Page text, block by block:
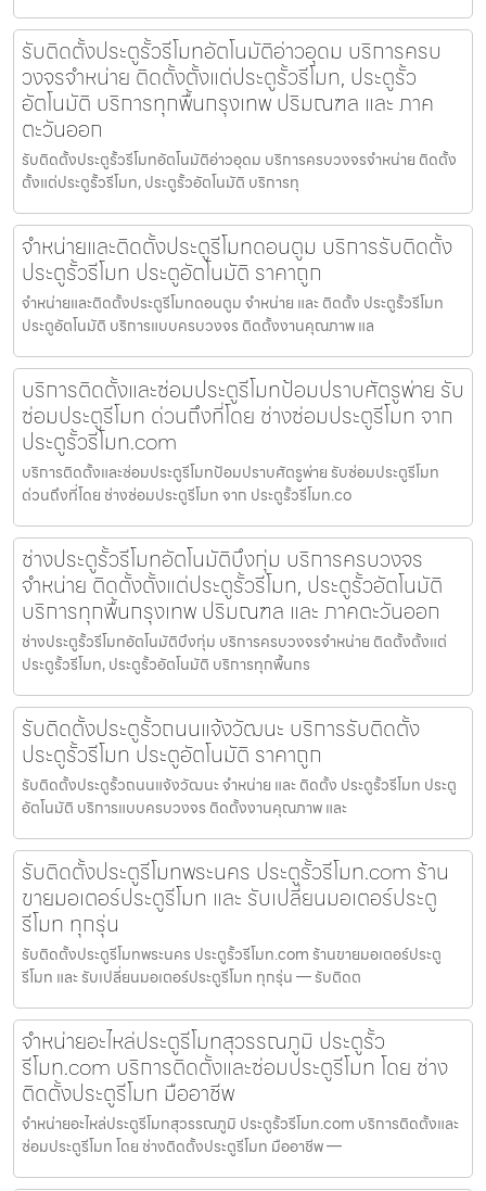
รับติดตั้งประตูรั้วรีโมทอัตโนมัติอ่าวอุดม บริการครบ
วงจรจำหน่าย ติดตั้งตั้งแต่ประตูรั้วรีโมท, ประตูรั้ว
อัตโนมัติ บริการทุกพื้นกรุงเทพ ปริมณฑล และ ภาค
ตะวันออก
รับติดตั้งประตูรั้วรีโมทอัตโนมัติอ่าวอุดม บริการครบวงจรจำหน่าย ติดตั้ง
ตั้งแต่ประตูรั้วรีโมท, ประตูรั้วอัตโนมัติ บริการทุ
จำหน่ายและติดตั้งประตูรีโมทดอนตูม บริการรับติดตั้ง
ประตูรั้วรีโมท ประตูอัตโนมัติ ราคาถูก
จำหน่ายและติดตั้งประตูรีโมทดอนตูม จำหน่าย และ ติดตั้ง ประตูรั้วรีโมท
ประตูอัตโนมัติ บริการแบบครบวงจร ติดตั้งงานคุณภาพ แล
บริการติดตั้งและซ่อมประตูรีโมทป้อมปราบศัตรูพ่าย รับ
ซ่อมประตูรีโมท ด่วนถึงที่โดย ช่างซ่อมประตูรีโมท จาก
ประตูรั้วรีโมท.com
บริการติดตั้งและซ่อมประตูรีโมทป้อมปราบศัตรูพ่าย รับซ่อมประตูรีโมท
ด่วนถึงที่โดย ช่างซ่อมประตูรีโมท จาก ประตูรั้วรีโมท.co
ช่างประตูรั้วรีโมทอัตโนมัติบึงกุ่ม บริการครบวงจร
จำหน่าย ติดตั้งตั้งแต่ประตูรั้วรีโมท, ประตูรั้วอัตโนมัติ
บริการทุกพื้นกรุงเทพ ปริมณฑล และ ภาคตะวันออก
ช่างประตูรั้วรีโมทอัตโนมัติบึงกุ่ม บริการครบวงจรจำหน่าย ติดตั้งตั้งแต่
ประตูรั้วรีโมท, ประตูรั้วอัตโนมัติ บริการทุกพื้นกร
รับติดตั้งประตูรั้วถนนแจ้งวัฒนะ บริการรับติดตั้ง
ประตูรั้วรีโมท ประตูอัตโนมัติ ราคาถูก
รับติดตั้งประตูรั้วถนนแจ้งวัฒนะ จำหน่าย และ ติดตั้ง ประตูรั้วรีโมท ประตู
อัตโนมัติ บริการแบบครบวงจร ติดตั้งงานคุณภาพ และ
รับติดตั้งประตูรีโมทพระนคร ประตูรั้วรีโมท.com ร้าน
ขายมอเตอร์ประตูรีโมท และ รับเปลี่ยนมอเตอร์ประตู
รีโมท ทุกรุ่น
รับติดตั้งประตูรีโมทพระนคร ประตูรั้วรีโมท.com ร้านขายมอเตอร์ประตู
รีโมท และ รับเปลี่ยนมอเตอร์ประตูรีโมท ทุกรุ่น — รับติดต
จำหน่ายอะไหล่ประตูรีโมทสุวรรณภูมิ ประตูรั้ว
รีโมท.com บริการติดตั้งและซ่อมประตูรีโมท โดย ช่าง
ติดตั้งประตูรีโมท มืออาชีพ
จำหน่ายอะไหล่ประตูรีโมทสุวรรณภูมิ ประตูรั้วรีโมท.com บริการติดตั้งและ
ซ่อมประตูรีโมท โดย ช่างติดตั้งประตูรีโมท มืออาชีพ —